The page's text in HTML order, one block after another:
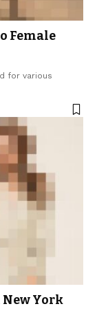
Female
for various
New York